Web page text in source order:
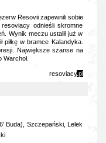
Resovii zapewnili sobie
odnieśli skromne
Wynik meczu ustalił już w
piłkę w bramce Kalandyka.
Największe szanse na
resoviacy.pl
Buda), Szczepański, Lelek